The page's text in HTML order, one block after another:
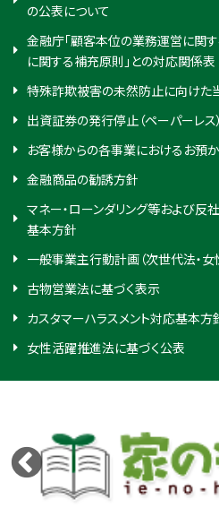
の公表について
金融庁「顧客本位の業務運営に関す
に関する補充原則」との対応関係表
特殊詐欺被害の未然防止に向けた
出資証券の発行停止（ペーパーレス
お客様からの各事業におけるお預
金融商品の勧誘方針
マネー・ローンダリング等および
基本方針
一般事業主行動計画（次世代法・女
古物営業法に基づく表示
カスタマーハラスメント対応基本方
女性活躍推進法に基づく公表